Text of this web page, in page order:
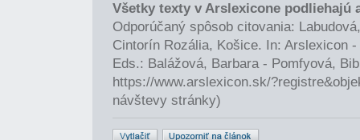
Všetky texty v Arslexicone podliehajú
Odporúčaný spôsob citovania:
Cintorín Rozália, Košice. In: Arslexicon
Eds.: Balážová, Barbara - Pomfyová,
https://www.arslexicon.sk/
návštevy stránky)